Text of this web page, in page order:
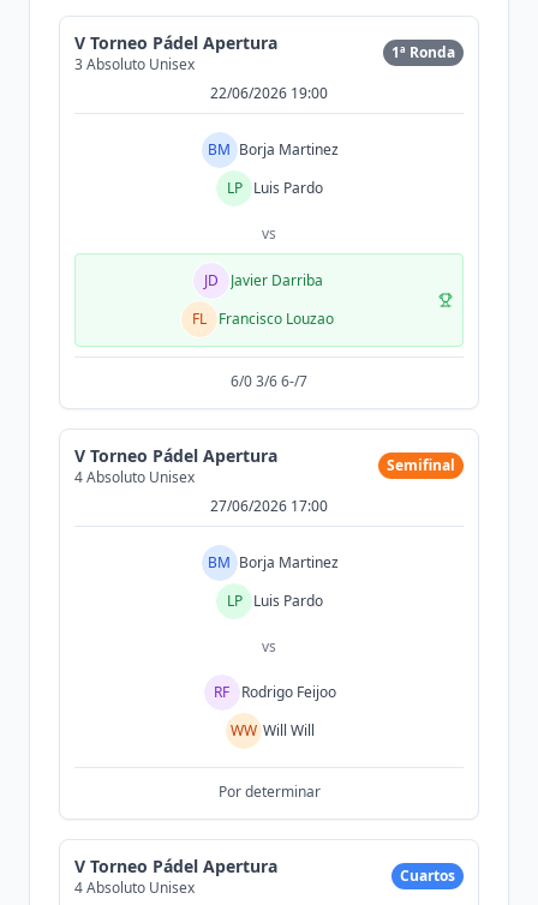
V Torneo Pádel Apertura
3 Absoluto Unisex
1ª Ronda
22/06/2026 19:00
BM Borja Martinez
LP
Luis Pardo
vs
JD
Javier Darriba
FL
Francisco Louzao
6/0 3/6 6-/7
V Torneo Pádel Apertura
4 Absoluto Unisex
Semifinal
27/06/2026 17:00
BM Borja Martinez
LP
Luis Pardo
vs
RF
Rodrigo Feijoo
WW Will Will
Por determinar
V Torneo Pádel Apertura
4 Absoluto Unisex
Cuartos